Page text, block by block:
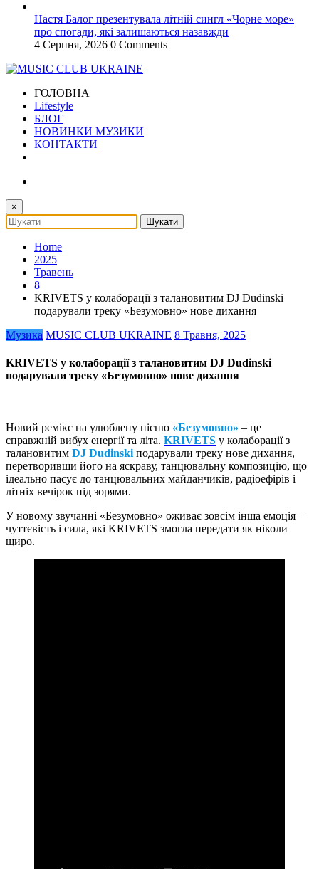
Настя Балог презентувала літній сингл «Чорне море»
про спогади, які залишаються назавжди
4 Серпня, 2026 0 Comments
ГОЛОВНА
Lifestyle
БЛОГ
НОВИНКИ МУЗИКИ
КОНТАКТИ
×
Home
2025
Травень
8
KRIVETS у колаборації з талановитим DJ Dudinski
подарували треку «Безумовно» нове дихання
Музика MUSIC CLUB UKRAINE 8 Травня, 2025
KRIVETS у колаборації з талановитим DJ Dudinski
подарували треку «Безумовно» нове дихання
Новий ремікс на улюблену пісню «Безумовно» – це
справжній вибух енергії та літа. KRIVETS у колаборації з
талановитим DJ Dudinski подарували треку нове дихання,
перетворивши його на яскраву, танцювальну композицію, що
ідеально пасує до танцювальних майданчиків, радіоефірів і
літніх вечірок під зорями.
У новому звучанні «Безумовно» оживає зовсім інша емоція –
чуттєвість і сила, які KRIVETS змогла передати як ніколи
щиро.